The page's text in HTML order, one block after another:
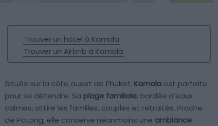
Trouver un hôtel à Kamala
Trouver un Airbnb à Kamala
Située sur la côte ouest de Phuket, Kamala est parfaite
pour se détendre. Sa plage familiale, bordée d’eaux
calmes, attire les familles, couples et retraités. Proche
de Patong, elle conserve néanmoins une ambiance